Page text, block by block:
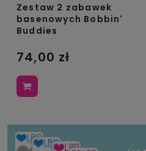
Zestaw 2 zabawek
basenowych Bobbin'
Buddies
74,00 zł